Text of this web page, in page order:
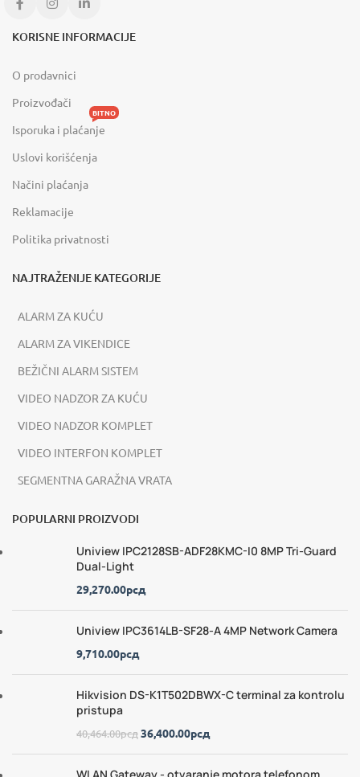
KORISNE INFORMACIJE
O prodavnici
Proizvođači
Isporuka i plaćanje
BITNO
Uslovi korišćenja
Načini plaćanja
Reklamacije
Politika privatnosti
NAJTRAŽENIJE KATEGORIJE
ALARM ZA KUĆU
ALARM ZA VIKENDICE
BEŽIČNI ALARM SISTEM
VIDEO NADZOR ZA KUĆU
VIDEO NADZOR KOMPLET
VIDEO INTERFON KOMPLET
SEGMENTNA GARAŽNA VRATA
POPULARNI PROIZVODI
Uniview IPC2128SB-ADF28KMC-I0 8MP Tri-Guard
Dual-Light
29,270.00рсд
Uniview IPC3614LB-SF28-A 4MP Network Camera
9,710.00рсд
Hikvision DS-K1T502DBWX-C terminal za kontrolu
pristupa
40,464.00рсд36,400.00рсд